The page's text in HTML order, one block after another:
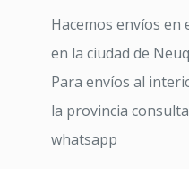
Hacemos envíos en
en la ciudad de
Para envíos al
la provincia
whatsapp